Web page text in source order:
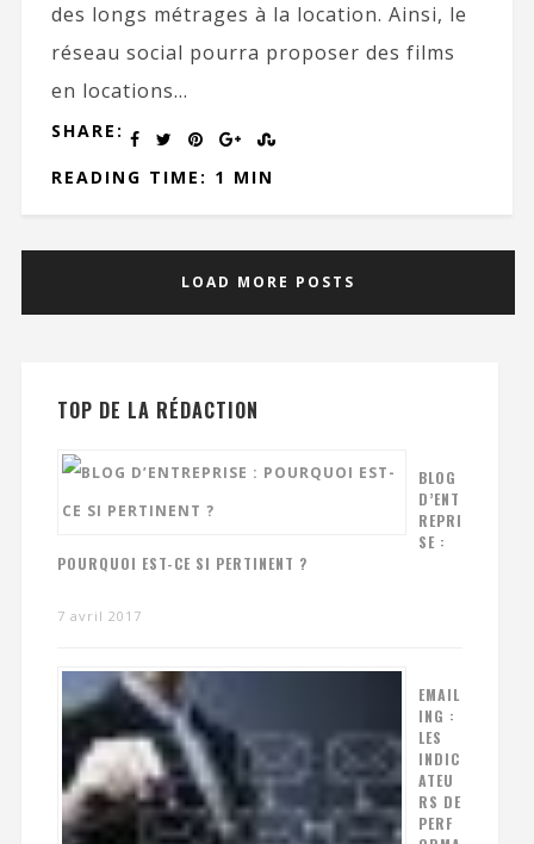
des longs métrages à la location. Ainsi, le
réseau social pourra proposer des films
en locations...
SHARE:
READING TIME: 1 MIN
LOAD MORE POSTS
TOP DE LA RÉDACTION
BLOG
D’ENT
REPRI
SE :
POURQUOI EST-CE SI PERTINENT ?
7 avril 2017
EMAIL
ING :
LES
INDIC
ATEU
RS DE
PERF